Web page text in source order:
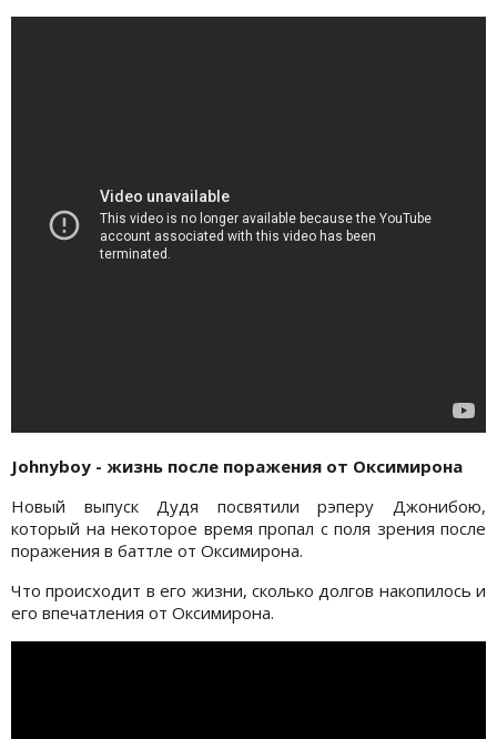
Johnyboy - жизнь после поражения от Оксимирона
Новый выпуск Дудя посвятили рэперу Джонибою,
который на некоторое время пропал с поля зрения после
поражения в баттле от Оксимирона.
Что происходит в его жизни, сколько долгов накопилось и
его впечатления от Оксимирона.